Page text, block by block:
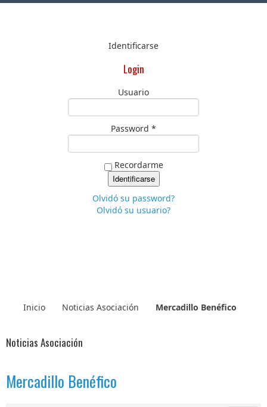
Identificarse
Login
Usuario
Password *
Recordarme
Olvidó su password?
Olvidó su usuario?
Inicio Noticias Asociación Mercadillo Benéfico
Noticias Asociación
Mercadillo Benéfico